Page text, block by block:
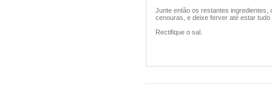
Junte então os restantes
cenouras, e deixe ferver até estar tudo
Rectifique o sal.